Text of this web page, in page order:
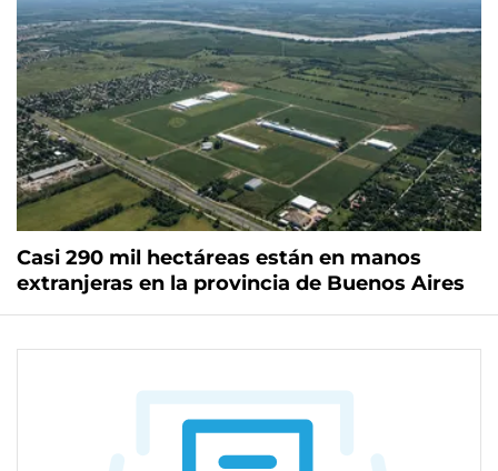
Casi 290 mil hectáreas están en manos
extranjeras en la provincia de Buenos Aires